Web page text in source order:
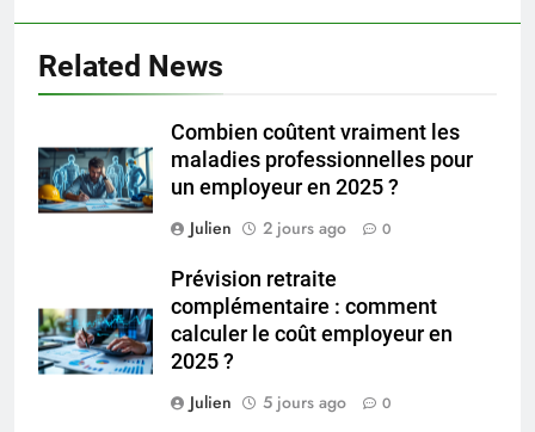
Related News
Combien coûtent vraiment les
maladies professionnelles pour
un employeur en 2025 ?
Julien
2 jours ago 0
Prévision retraite
complémentaire : comment
calculer le coût employeur en
2025 ?
Julien
5 jours ago 0